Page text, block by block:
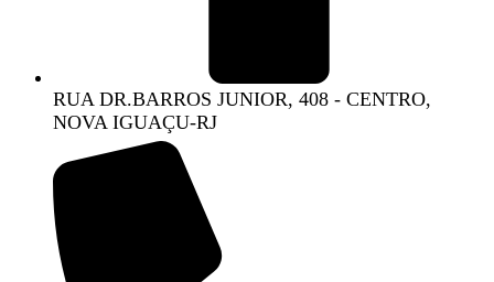
RUA DR.BARROS JUNIOR, 408 - CENTRO,
NOVA IGUAÇU-RJ